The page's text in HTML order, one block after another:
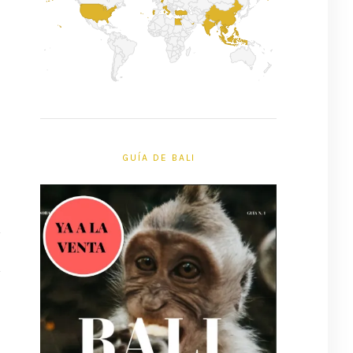
GUÍA DE BALI